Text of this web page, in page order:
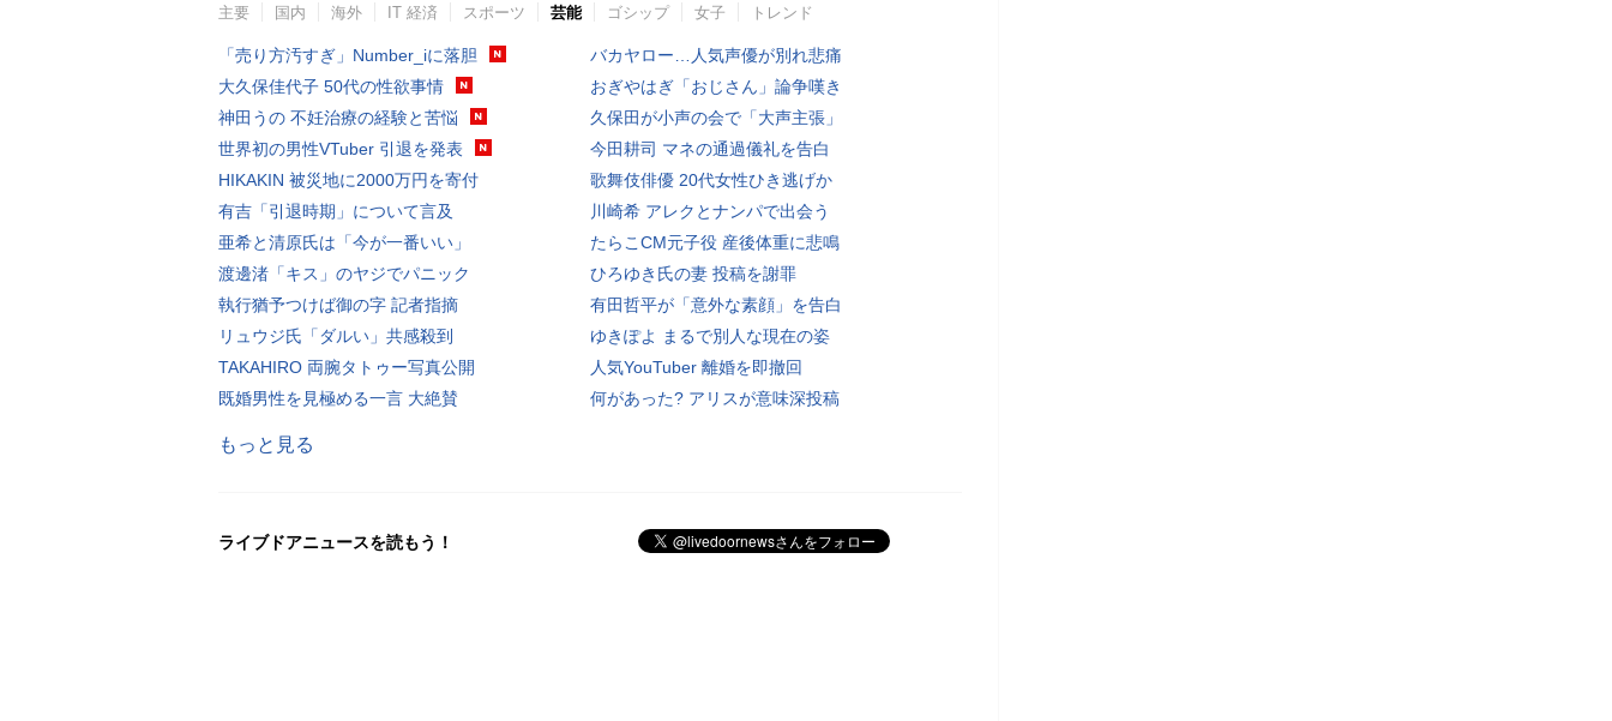
主要 国内 海外 IT 経済 スポーツ 芸能 ゴシップ 女子 トレンド
「売り方汚すぎ」Number_iに落胆
大久保佳代子 50代の性欲事情
神田うの 不妊治療の経験と苦悩
世界初の男性VTuber 引退を発表
HIKAKIN 被災地に2000万円を寄付
有吉「引退時期」について言及
亜希と清原氏は「今が一番いい」
渡邊渚「キス」のヤジでパニック
執行猶予つけば御の字 記者指摘
リュウジ氏「ダルい」共感殺到
TAKAHIRO 両腕タトゥー写真公開
既婚男性を見極める一言 大絶賛
バカヤロー…人気声優が別れ悲痛
おぎやはぎ「おじさん」論争嘆き
久保田が小声の会で「大声主張」
今田耕司 マネの通過儀礼を告白
歌舞伎俳優 20代女性ひき逃げか
川崎希 アレクとナンパで出会う
たらこCM元子役 産後体重に悲鳴
ひろゆき氏の妻 投稿を謝罪
有田哲平が「意外な素顔」を告白
ゆきぽよ まるで別人な現在の姿
人気YouTuber 離婚を即撤回
何があった? アリスが意味深投稿
もっと見る
ライブドアニュースを読もう！